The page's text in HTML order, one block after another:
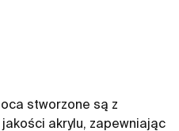
stworzone są z
akrylu, zapewniając